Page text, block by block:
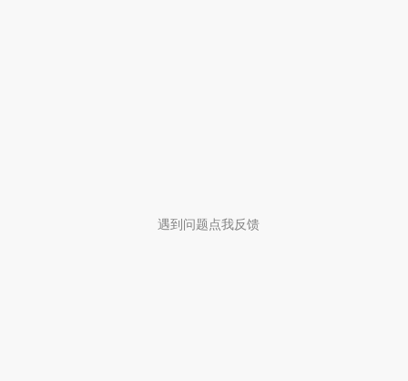
遇到问题点我反馈